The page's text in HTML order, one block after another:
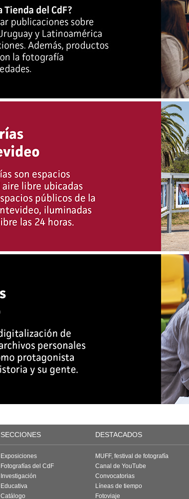
SECCIONES DESTACADOS
Exposiciones
Fotografías del CdF
Investigación
Educativa
Catálogo
MUFF, festival de fotografía
Canal de YouTube
Convocatorias
Líneas de tiempo
Fotoviaje